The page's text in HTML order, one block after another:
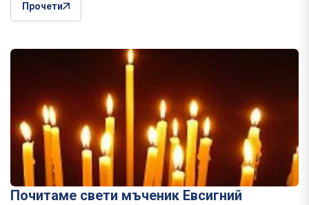
Прочети
Почитаме свети мъченик Евсигний